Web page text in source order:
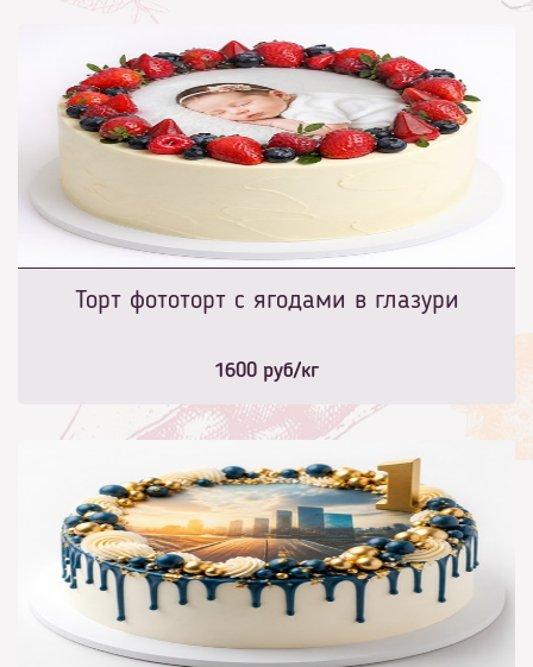
Торт фототорт с ягодами в глазури
1600 руб/кг